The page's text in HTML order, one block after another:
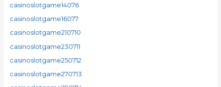
casinoslotgame14076
casinoslotgame16077
casinoslotgame210710
casinoslotgame230711
casinoslotgame250712
casinoslotgame270713